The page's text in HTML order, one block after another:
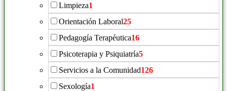
Limpieza1
Orientación Laboral25
Pedagogía Terapéutica16
Psicoterapia y Psiquiatría5
Servicios a la Comunidad126
Sexología1